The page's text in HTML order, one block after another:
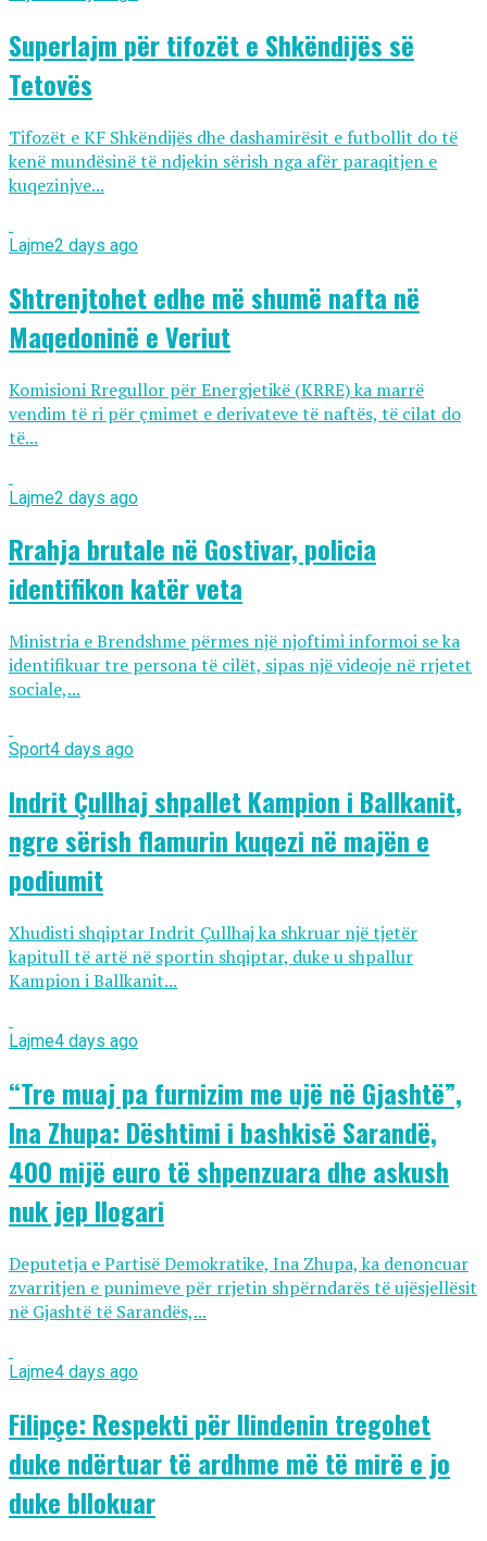
Superlajm për tifozët e Shkëndijës së
Tetovës
Tifozët e KF Shkëndijës dhe dashamirësit e futbollit do të
kenë mundësinë të ndjekin sërish nga afër paraqitjen e
kuqezinjve...
Lajme2 days ago
Shtrenjtohet edhe më shumë nafta në
Maqedoninë e Veriut
Komisioni Rregullor për Energjetikë (KRRE) ka marrë
vendim të ri për çmimet e derivateve të naftës, të cilat do
të...
Lajme2 days ago
Rrahja brutale në Gostivar, policia
identifikon katër veta
Ministria e Brendshme përmes një njoftimi informoi se ka
identifikuar tre persona të cilët, sipas një videoje në rrjetet
sociale,...
Sport4 days ago
Indrit Çullhaj shpallet Kampion i Ballkanit,
ngre sërish flamurin kuqezi në majën e
podiumit
Xhudisti shqiptar Indrit Çullhaj ka shkruar një tjetër
kapitull të artë në sportin shqiptar, duke u shpallur
Kampion i Ballkanit...
Lajme4 days ago
“Tre muaj pa furnizim me ujë në Gjashtë”,
Ina Zhupa: Dështimi i bashkisë Sarandë,
400 mijë euro të shpenzuara dhe askush
nuk jep llogari
Deputetja e Partisë Demokratike, Ina Zhupa, ka denoncuar
zvarritjen e punimeve për rrjetin shpërndarës të ujësjellësit
në Gjashtë të Sarandës,...
Lajme4 days ago
Filipçe: Respekti për Ilindenin tregohet
duke ndërtuar të ardhme më të mirë e jo
duke bllokuar